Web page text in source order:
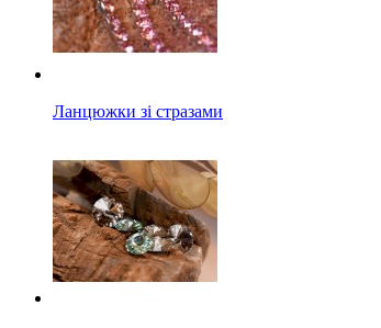
Ланцюжки зі стразами